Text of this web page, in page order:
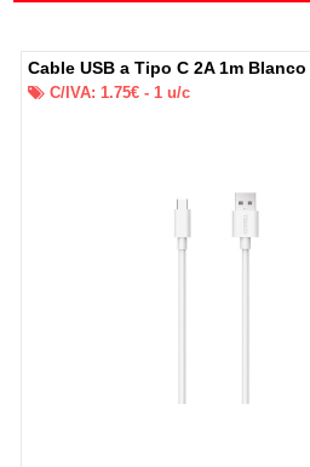
Cable USB a Tipo C 2A 1m Blanco
C/IVA: 1.75€ - 1u/c